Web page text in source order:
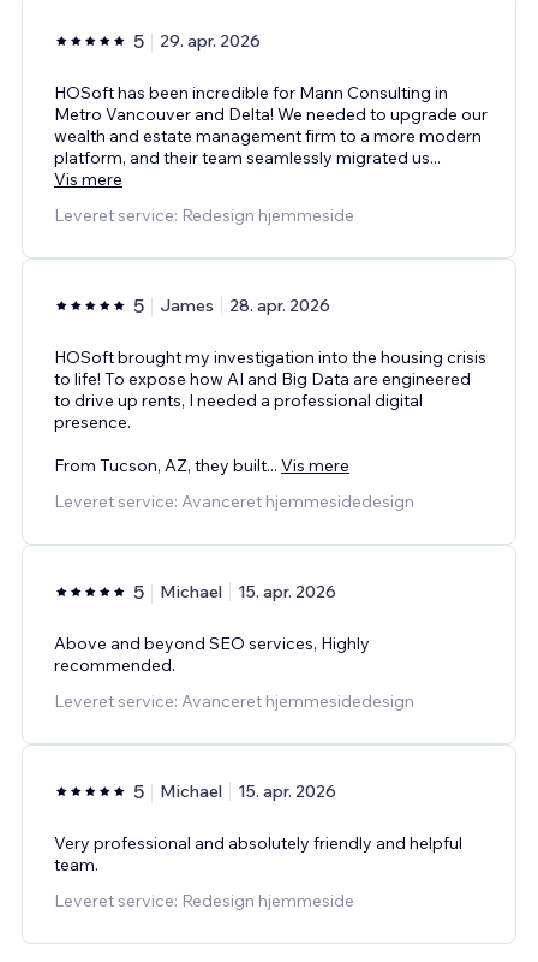
5 29. apr. 2026
HOSoft has been incredible for Mann Consulting in
Metro Vancouver and Delta! We needed to upgrade our
wealth and estate management firm to a more modern
platform, and their team seamlessly migrated us...
Vis mere
Leveret service: Redesign hjemmeside
5 James 28. apr. 2026
HOSoft brought my investigation into the housing crisis
to life! To expose how AI and Big Data are engineered
to drive up rents, I needed a professional digital
presence.
From Tucson, AZ, they built... Vis mere
Leveret service: Avanceret hjemmesidedesign
5 Michael 15. apr. 2026
Above and beyond SEO services, Highly
recommended.
Leveret service: Avanceret hjemmesidedesign
5 Michael 15. apr. 2026
Very professional and absolutely friendly and helpful
team.
Leveret service: Redesign hjemmeside